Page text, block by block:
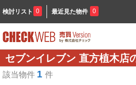
検討リスト 0 最近見た物件 0
セブンイレブン 直方植木店
該当物件 1 件